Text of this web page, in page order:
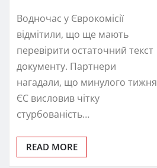
Водночас у Єврокомісії
відмітили, що ще мають
перевірити остаточний текст
документу. Партнери
нагадали, що минулого тижня
ЄС висловив чітку
стурбованість…
READ MORE